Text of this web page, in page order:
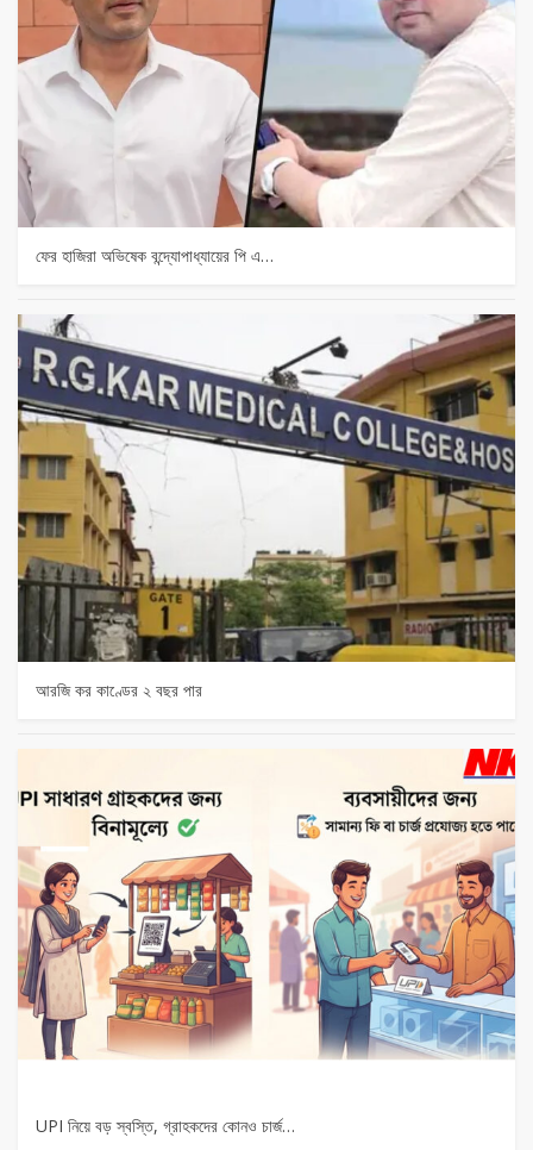
ফের হাজিরা অভিষেক বন্দ্যোপাধ্যায়ের পি এ…
আরজি কর কাণ্ডের ২ বছর পার
UPI নিয়ে বড় স্বস্তি, গ্রাহকদের কোনও চার্জ…